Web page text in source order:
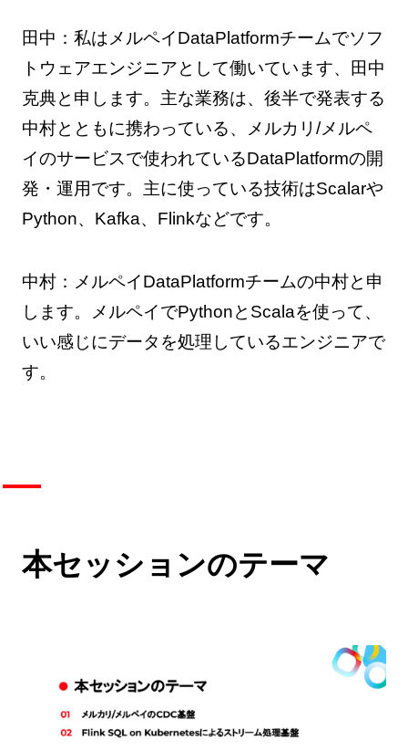
田中：私はメルペイDataPlatformチームでソフ
トウェアエンジニアとして働いています、田中
克典と申します。主な業務は、後半で発表する
中村とともに携わっている、メルカリ/メルペ
イのサービスで使われているDataPlatformの開
発・運用です。主に使っている技術はScalarや
Python、Kafka、Flinkなどです。
中村：メルペイDataPlatformチームの中村と申
します。メルペイでPythonとScalaを使って、
いい感じにデータを処理しているエンジニアで
す。
本セッションのテーマ